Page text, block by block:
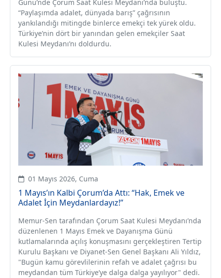
Günü’nde Çorum Saat Kulesi Meydanı’nda buluştu.
“Paylaşımda adalet, dünyada barış” çağrısının
yankılandığı mitingde binlerce emekçi tek yürek oldu.
Türkiye’nin dört bir yanından gelen emekçiler Saat
Kulesi Meydanı’nı doldurdu.
01 Mayıs 2026, Cuma
1 Mayıs’ın Kalbi Çorum’da Attı: “Hak, Emek ve
Adalet İçin Meydanlardayız!”
Memur-Sen tarafından Çorum Saat Kulesi Meydanı’nda
düzenlenen 1 Mayıs Emek ve Dayanışma Günü
kutlamalarında açılış konuşmasını gerçekleştiren Tertip
Kurulu Başkanı ve Diyanet-Sen Genel Başkanı Ali Yıldız,
"Bugün kamu görevlilerinin refah ve adalet çağrısı bu
meydandan tüm Türkiye’ye dalga dalga yayılıyor" dedi.